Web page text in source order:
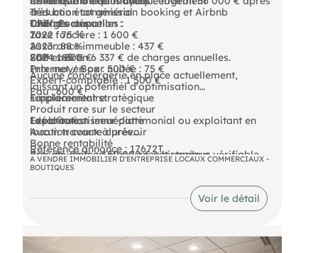
Très bon état général
DPE : C
Chiffres clés :
déduction commission booking et Airbnb
Taux d'occupation :
2022 : 75 %
2023 : 88 %
2024 : 85 %
Prix moyen par nuitée : 75 €
Charges annuelles :
Taxe foncière : 1 600 €
Assurance immeuble : 437 €
EDF : 1 800 €
Internet / Box : 500 €
Expert-comptable : 1 500 €
Eau : 600 €
Soit environ 6 337 € de charges annuelles.
Aucune conciergerie en place actuellement,
laissant un potentiel d'optimisation
supplémentaire.
Les atouts :
Emplacement stratégique
Produit rare sur le secteur
Exploitation immédiate
Aucun travaux à prévoir
Bonne rentabilité
Activité déjà en place avec historique vérifiable
Idéal investisseur patrimonial ou exploitant en
location courte durée.
Prix de vente : 450 000 € net vendeur
Référence annonce : 17672T
A VENDRE IMMOBILIER D'ENTREPRISE LOCAUX COMMERCIAUX -
BOUTIQUES
Voir le détail